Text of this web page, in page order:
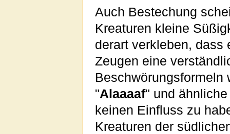
Auch Bestechung
Kreaturen kleine
derart verkleben, dass
Zeugen eine
Beschwörungsformeln
"Alaaaaf" und
keinen Einfluss zu
Kreaturen der